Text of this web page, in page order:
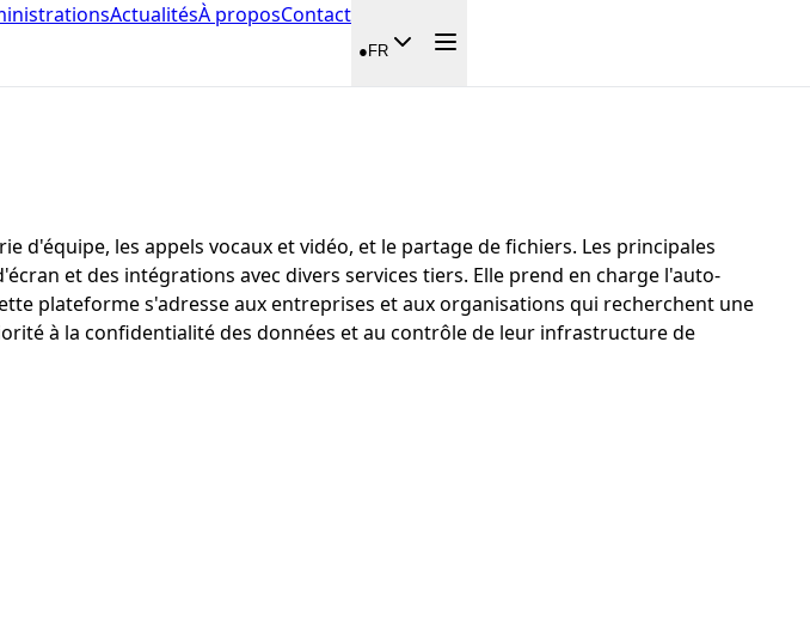
ActualitésÀ proposContact
●FR
les appels vocaux et vidéo, et le partage de fichiers. Les principales
et des intégrations avec divers services tiers. Elle prend en charge l'auto-
plateforme s'adresse aux entreprises et aux organisations qui recherchent une
à la confidentialité des données et au contrôle de leur infrastructure de